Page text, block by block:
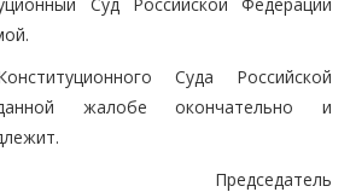
Суда Российской
жалобе окончательно и
Председатель